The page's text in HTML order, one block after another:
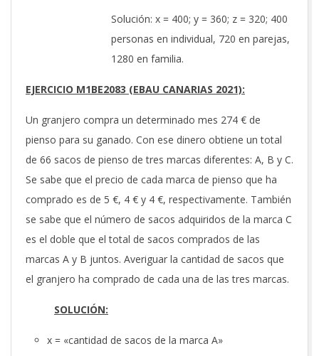
Solución: x = 400; y = 360; z = 320; 400
personas en individual, 720 en parejas,
1280 en familia.
EJERCICIO M1BE2083 (EBAU CANARIAS 2021):
Un granjero compra un determinado mes 274 € de
pienso para su ganado. Con ese dinero obtiene un total
de 66 sacos de pienso de tres marcas diferentes: A, B y C.
Se sabe que el precio de cada marca de pienso que ha
comprado es de 5 €, 4 € y 4 €, respectivamente. También
se sabe que el número de sacos adquiridos de la marca C
es el doble que el total de sacos comprados de las
marcas A y B juntos. Averiguar la cantidad de sacos que
el granjero ha comprado de cada una de las tres marcas.
SOLUCIÓN:
x = «cantidad de sacos de la marca A»